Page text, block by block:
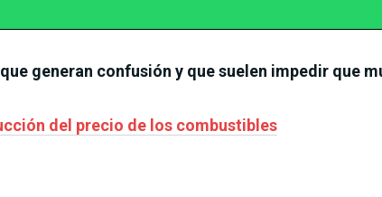
generan confusión y que suelen impedir que
del precio de los combustibles